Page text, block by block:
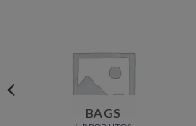
BAGS